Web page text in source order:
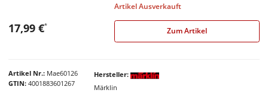
Artikel Ausverkauft
Artikel Nr. Mae60126
GTIN 4001883601267
Hersteller
Märklin
17,99 €*
Zum Artikel